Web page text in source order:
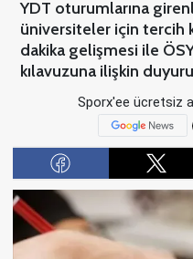
YDT oturumlarına
üniversiteler için tercih
dakika gelişmesi ile
kılavuzuna ilişkin
Sporx'ee ücretsiz